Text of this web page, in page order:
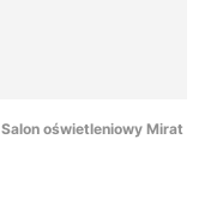
Salon oświetleniowy Mirat